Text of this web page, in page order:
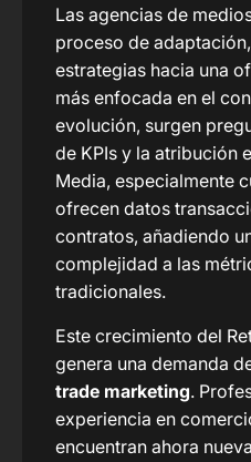
Las agencias de
proceso de
estrategias hacia una
más enfocada en el
evolución, surgen
de KPIs y la atribución
Media, especialmente
ofrecen datos
contratos, añadiendo
complejidad a las
tradicionales.
Este crecimiento del
genera una demanda
trade marketing.
experiencia en
encuentran ahora